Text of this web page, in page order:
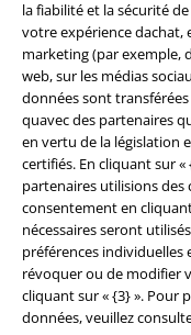
la fiabilité et la sécurité
votre expérience dachat,
marketing (par exemple,
web, sur les médias
données sont
quavec des partenaires
en vertu de la législation
certifiés. En cliquant sur
partenaires utilisions des
consentement en cliquant
nécessaires seront
préférences individuelles
révoquer ou de modifier
cliquant sur « {3} ». Pour
données, veuillez
Légal
Conditions générales
Éditeur
Clauses de confidentialité
Élimination des déchets